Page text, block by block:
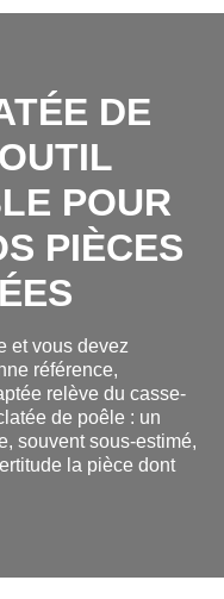
DE
POUR
PIÈCES
et vous devez
référence,
relève du casse-
de poêle : un
souvent sous-estimé,
la pièce dont